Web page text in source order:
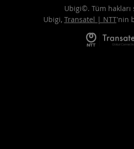
Ubigi©. Tüm hakları
Ubigi, Transatel | NTT'nin